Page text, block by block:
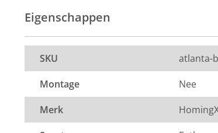
stof aan via de knop "kleurstaal aanvragen".
Afmeting:
Zitdiepte: 40 cm
Zithoogte: 45 cm
Eigenschappen
SKU
atlanta-
Montage
Nee
Merk
HomingXL
Eetkamerbank -
groen 12 - 140 cm
219,-
8 tot 10 weken
8